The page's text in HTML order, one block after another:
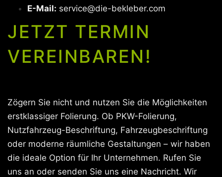
E-Mail: service@die-bekleber.com
JETZT TERMIN
VEREINBAREN!
Zögern Sie nicht und nutzen Sie die Möglichkeiten
erstklassiger Folierung. Ob PKW-Folierung,
Nutzfahrzeug-Beschriftung, Fahrzeugbeschriftung
oder moderne räumliche Gestaltungen – wir haben
die ideale Option für Ihr Unternehmen. Rufen Sie
uns an oder senden Sie uns eine Nachricht. Wir